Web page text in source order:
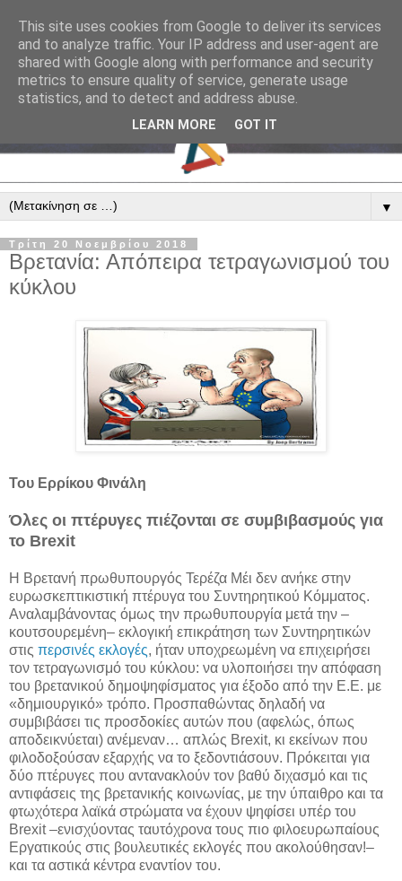
▼
Τρίτη 20 Νοεμβρίου 2018
Βρετανία: Απόπειρα τετραγωνισμού του
κύκλου
Του Ερρίκου Φινάλη
Όλες οι πτέρυγες πιέζονται σε συμβιβασμούς για
το Brexit
Η Βρετανή πρωθυπουργός Τερέζα Μέι δεν ανήκε στην
ευρωσκεπτικιστική πτέρυγα του Συντηρητικού Κόμματος.
Αναλαμβάνοντας όμως την πρωθυπουργία μετά την –
κουτσουρεμένη– εκλογική επικράτηση των Συντηρητικών
στις περσινές εκλογές, ήταν υποχρεωμένη να επιχειρήσει
τον τετραγωνισμό του κύκλου: να υλοποιήσει την απόφαση
του βρετανικού δημοψηφίσματος για έξοδο από την Ε.Ε. με
«δημιουργικό» τρόπο. Προσπαθώντας δηλαδή να
συμβιβάσει τις προσδοκίες αυτών που (αφελώς, όπως
αποδεικνύεται) ανέμεναν… απλώς Brexit, κι εκείνων που
φιλοδοξούσαν εξαρχής να το ξεδοντιάσουν. Πρόκειται για
δύο πτέρυγες που αντανακλούν τον βαθύ διχασμό και τις
αντιφάσεις της βρετανικής κοινωνίας, με την ύπαιθρο και τα
φτωχότερα λαϊκά στρώματα να έχουν ψηφίσει υπέρ του
Brexit –ενισχύοντας ταυτόχρονα τους πιο φιλοευρωπαίους
Εργατικούς στις βουλευτικές εκλογές που ακολούθησαν!–
και τα αστικά κέντρα εναντίον του.
This site uses cookies from Google to deliver its services
and to analyze traffic. Your IP address and user-agent are
shared with Google along with performance and security
metrics to ensure quality of service, generate usage
statistics, and to detect and address abuse.
LEARN MORE GOT IT